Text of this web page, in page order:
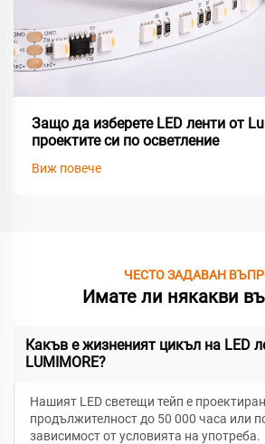
Защо да изберете LED ленти от
проектите си по осветление
Виж повече
ЧЕСТО ЗАДАВАН
Имате ли някакви
Какъв е жизненият цикъл на LED
LUMIMORE?
Нашият LED светещи тейп е
продължителност до 50 000 часа или
зависимост от условията на употреба.